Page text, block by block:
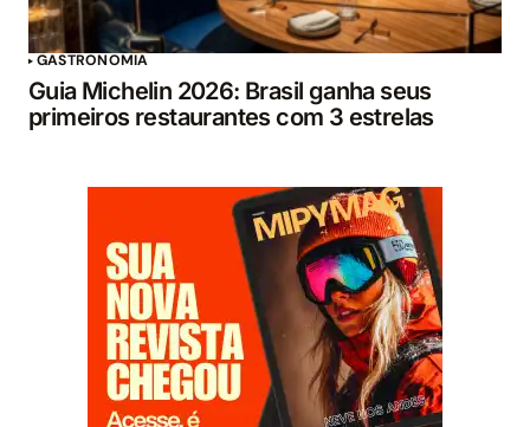
GASTRONOMIA
Guia Michelin 2026: Brasil ganha seus
primeiros restaurantes com 3 estrelas